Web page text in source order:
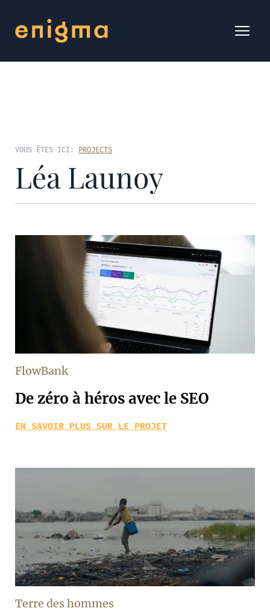
VOUS ÊTES ICI: PROJECTS
Léa Launoy
FlowBank
De zéro à héros avec le SEO
EN SAVOIR PLUS SUR LE PROJET
Terre des hommes